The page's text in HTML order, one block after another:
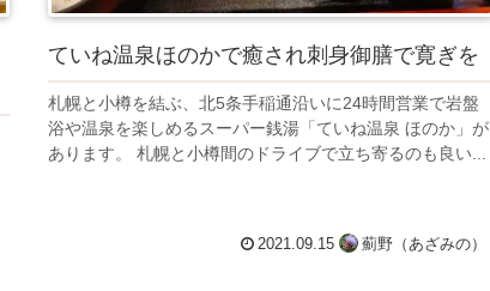
ていね温泉ほのかで癒され刺身御膳で寛ぎを
札幌と小樽を結ぶ、北5条手稲通沿いに24時間営業で岩盤
浴や温泉を楽しめるスーパー銭湯「ていね温泉 ほのか」が
あります。 札幌と小樽間のドライブで立ち寄るのも良い...
2021.09.15 薊野（あざみの）